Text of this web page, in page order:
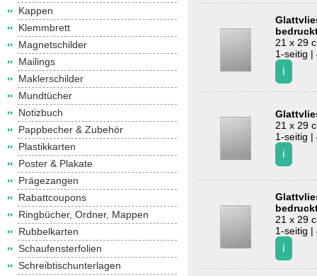
Kappen
Klemmbrett
Magnetschilder
Mailings
Maklerschilder
Mundtücher
Notizbuch
Pappbecher & Zubehör
Plastikkarten
Poster & Plakate
Prägezangen
Rabattcoupons
Ringbücher, Ordner, Mappen
Rubbelkarten
Schaufensterfolien
Schreibtischunterlagen
21 x 29
1-seitig |
21 x 29
1-seitig |
21 x 29
1-seitig |